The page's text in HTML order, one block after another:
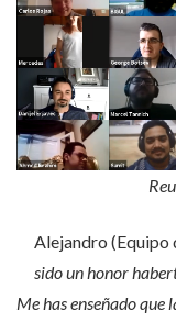
Alejandro
sido un honor
Me has enseñado que